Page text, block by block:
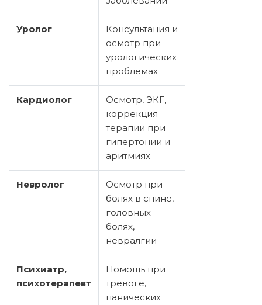
Уролог
Консультация и
осмотр при
урологических
проблемах
Кардиолог
Осмотр, ЭКГ,
коррекция
терапии при
гипертонии и
аритмиях
Невролог
Осмотр при
болях в спине,
головных
болях,
невралгии
Психиатр,
психотерапевт
Помощь при
тревоге,
панических